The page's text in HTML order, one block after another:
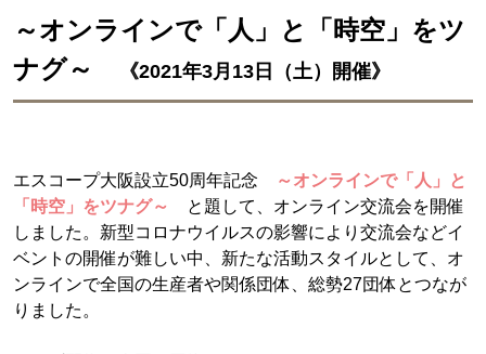
～オンラインで「人」と「時空」をツ
ナグ～
《2021年3月13日（土）開催》
エスコープ大阪設立50周年記念 ～オンラインで「人」と
「時空」をツナグ～
と題して、オンライン交流会を開催
しました。新型コロナウイルスの影響により交流会などイ
ベントの開催が難しい中、新たな活動スタイルとして、オ
ンラインで全国の生産者や関係団体、総勢27団体とつなが
りました。